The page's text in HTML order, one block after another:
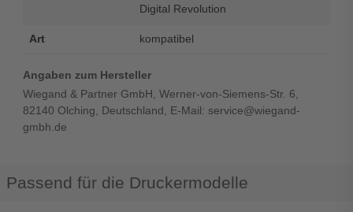
Digital Revolution
Art kompatibel
Angaben zum Hersteller
Wiegand & Partner GmbH, Werner-von-Siemens-Str. 6,
82140 Olching, Deutschland, E-Mail: service@wiegand-
gmbh.de
Passend für die Druckermodelle